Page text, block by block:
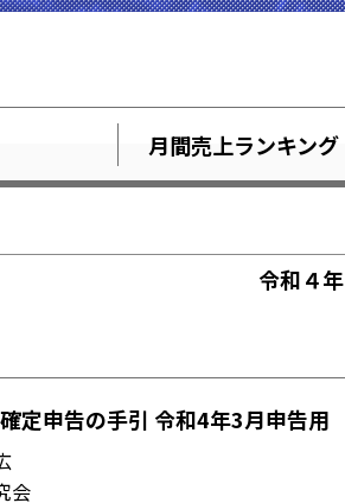
月間売上ランキング
令和４
定申告の手引 令和4年3月申告用
会